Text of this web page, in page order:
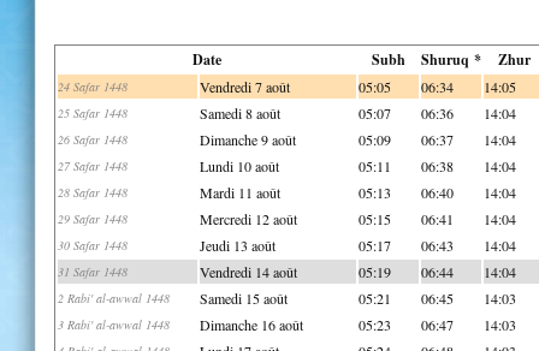
Date Subh Shuruq * Zhur
24 Safar 1448 Vendredi 7 août 05:05 06:34 14:05
25 Safar 1448 Samedi 8 août 05:07 06:36 14:04
26 Safar 1448 Dimanche 9 août 05:09 06:37 14:04
27 Safar 1448 Lundi 10 août 05:11 06:38 14:04
28 Safar 1448 Mardi 11 août 05:13 06:40 14:04
29 Safar 1448 Mercredi 12 août 05:15 06:41 14:04
30 Safar 1448 Jeudi 13 août 05:17 06:43 14:04
31 Safar 1448 Vendredi 14 août 05:19 06:44 14:04
2 Rabi' al-awwal 1448 Samedi 15 août 05:21 06:45 14:03
3 Rabi' al-awwal 1448 Dimanche 16 août 05:23 06:47 14:03